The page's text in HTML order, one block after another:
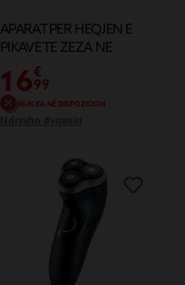
APARAT PER HEQJEN E
PIKAVE TE ZEZA NE
FETYRE
16€
99
NUK KA NË DISPOZICION